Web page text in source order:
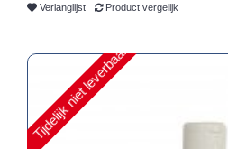
Verlanglijst Product vergelijk
Tijdelijk niet leverbaar